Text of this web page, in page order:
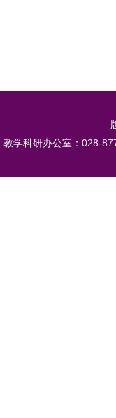
教学科研办公室：028-